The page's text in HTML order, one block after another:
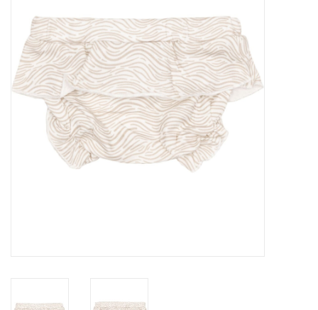
Schoenen en Tassen
Speelgoed
Cadeaubonnen